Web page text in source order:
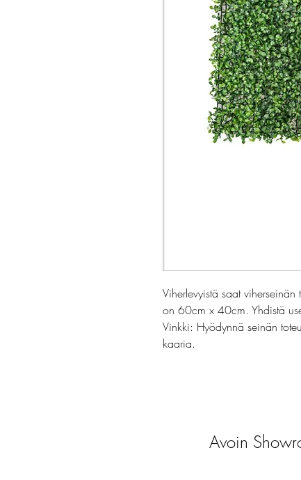
Viherlevyistä saat
on 60cm x 40cm. Yhdistä
Vinkki: Hyödynnä seinän
kaaria.
Avoin